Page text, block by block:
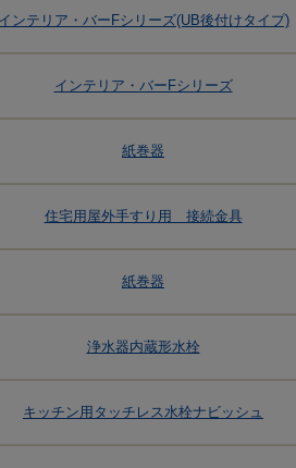
インテリア・バーFシリーズ(UB後付けタイプ)
インテリア・バーFシリーズ
紙巻器
住宅用屋外手すり用 接続金具
紙巻器
浄水器内蔵形水栓
キッチン用タッチレス水栓ナビッシュ